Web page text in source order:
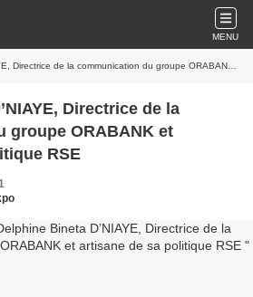
MENU
de la communication du groupe ORABANK et artisane de sa politique RSE
Directrice de la
groupe ORABANK et
RSE